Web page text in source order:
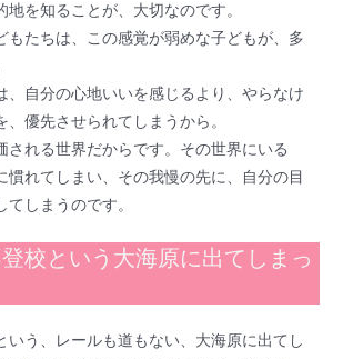
地を知ることが、大切なのです。
もたちは、この感覚が弱めな子どもが、多
、自分の心地いいを感じるより、やらなけ
、優先させられてしまうから。
される世界だからです。その世界にいる
慣れてしまい、その我慢の先に、自分の目
しまうのです。
校という大海原に出てしまっ
いう、レールも道もない、大海原に出てし